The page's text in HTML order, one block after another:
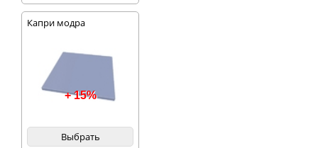
Капри модра
+ 15%
Выбрать